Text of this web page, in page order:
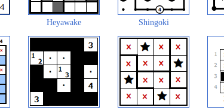
Heyawake Shingoki